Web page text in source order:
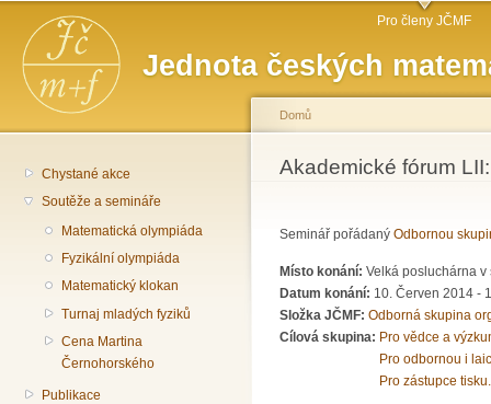
Jednota českých
Hlavní menu Pro členy JČMF
Chystané akce
Soutěže a semináře
Matematická olympiáda
Fyzikální olympiáda
Matematický klokan
Turnaj mladých fyziků
Cena Martina
Černohorského
Publikace
Jste zde
Domů
Akademické fórum
Seminář pořádaný Odbornou
Místo konání: Velká posluchárna v
Datum konání: 10. Červen 2014 -
Složka JČMF: Odborná skupina
Cílová skupina: Pro vědce a
Pro odbornou i
Pro zástupce tisku.